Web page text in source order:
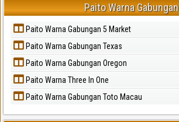
Paito Warna Gabungan
Paito Warna Gabungan 5 Market
Paito Warna Gabungan Texas
Paito Warna Gabungan Oregon
Paito Warna Three In One
Paito Warna Gabungan Toto Macau